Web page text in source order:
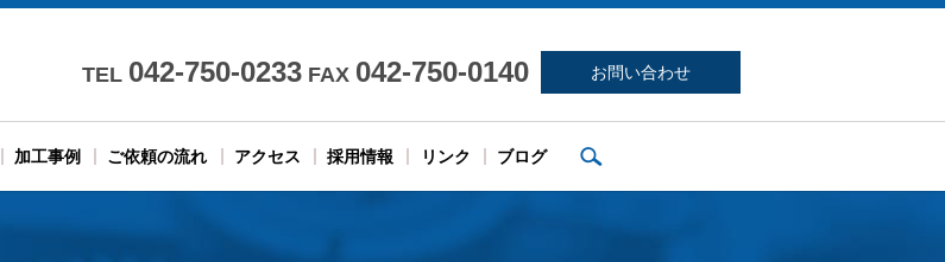
TEL 042-750-0233 FAX 042-750-0140 お問い合わせ
加工事例 ご依頼の流れ アクセス 採用情報 リンク ブログ